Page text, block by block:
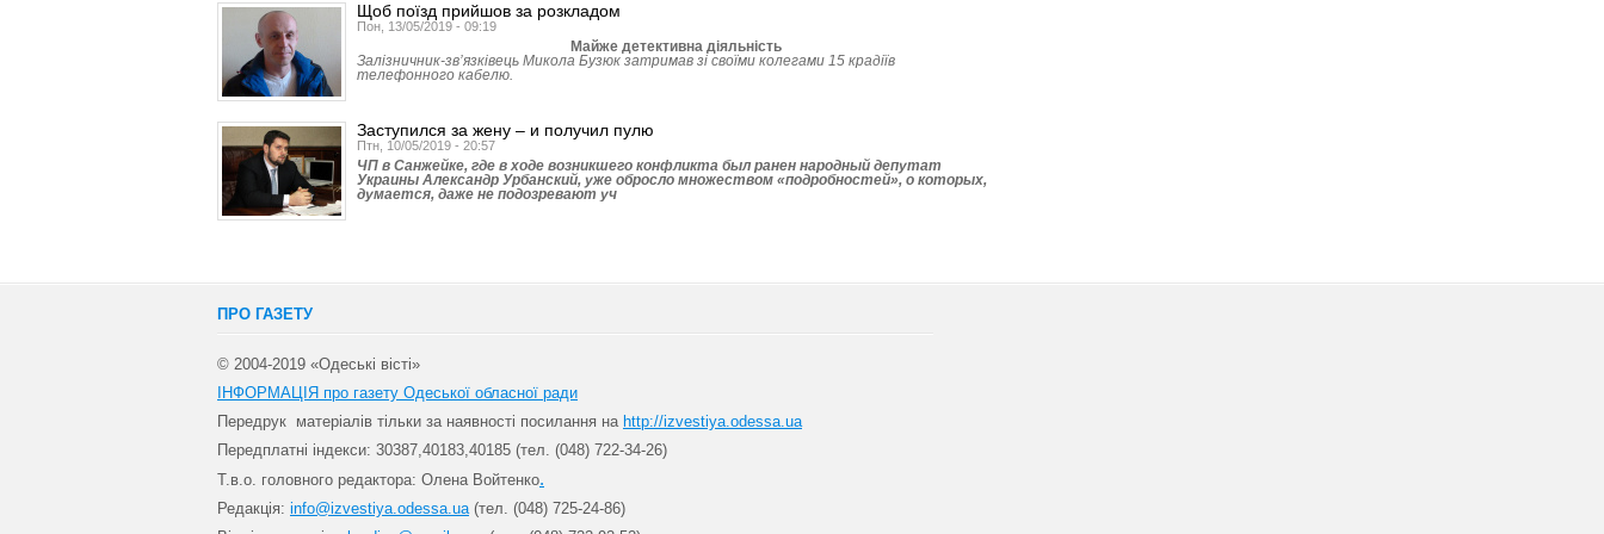
Щоб поїзд прийшов за розкладом
Пон, 13/05/2019 - 09:19
Майже детективна діяльність
Залізничник-зв’язківець Микола Бузюк затримав зі своїми колегами 15 крадіїв
телефонного кабелю.
Заступился за жену – и получил пулю
Птн, 10/05/2019 - 20:57
ЧП в Санжейке, где в ходе возникшего конфликта был ранен народный депутат
Украины Александр Урбанский, уже обросло множеством «подробностей», о которых,
думается, даже не подозревают уч
ПРО ГАЗЕТУ
© 2004-2019 «Одеські вісті»
ІНФОРМАЦІЯ про газету Одеської обласної ради
Передрук матеріалів тільки за наявності посилання на http://izvestiya.odessa.ua
Передплатні індекси: 30387,40183,40185 (тел. (048) 722-34-26)
Т.в.о. головного редактора: Олена Войтенко.
Редакція: info@izvestiya.odessa.ua(тел. (048) 725-24-86)